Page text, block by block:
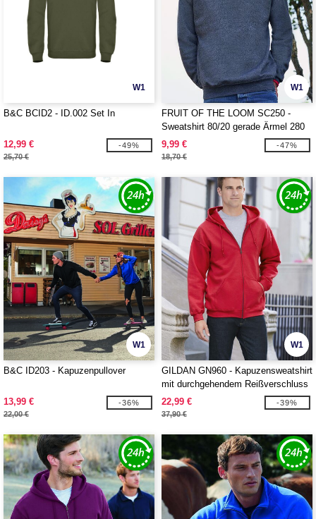
W1
B&C BCID2 - ID.002 Set In
12,99 €
25,70 €
-49%
W1
FRUIT OF THE LOOM SC250 -
Sweatshirt 80/20 gerade Ärmel 280
9,99 €
18,70 €
-47%
W1
B&C ID203 - Kapuzenpullover
13,99 €
22,00 €
-36%
W1
GILDAN GN960 - Kapuzensweatshirt
mit durchgehendem Reißverschluss
22,99 €
37,90 €
-39%